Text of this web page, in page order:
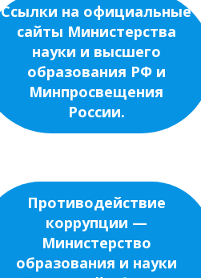
Ссылки на официальные
сайты Министерства
науки и высшего
образования РФ и
Минпросвещения
России.
Противодействие
коррупции —
Министерство
образования и науки